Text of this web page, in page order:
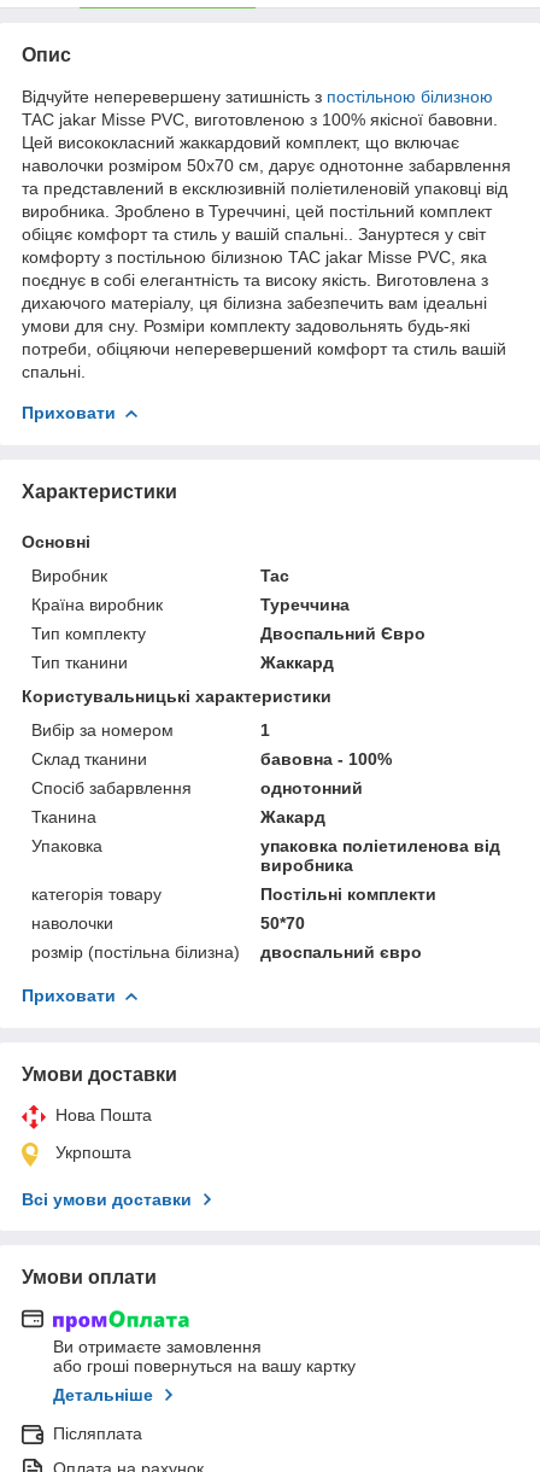
Опис
Відчуйте неперевершену затишність з постільною білизною
TAC jakar Misse PVC, виготовленою з 100% якісної бавовни.
Цей висококласний жаккардовий комплект, що включає
наволочки розміром 50x70 см, дарує однотонне забарвлення
та представлений в ексклюзивній поліетиленовій упаковці від
виробника. Зроблено в Туреччині, цей постільний комплект
обіцяє комфорт та стиль у вашій спальні.. Зануртеся у світ
комфорту з постільною білизною TAC jakar Misse PVC, яка
поєднує в собі елегантність та високу якість. Виготовлена з
дихаючого матеріалу, ця білизна забезпечить вам ідеальні
умови для сну. Розміри комплекту задовольнять будь-які
потреби, обіцяючи неперевершений комфорт та стиль вашій
спальні.
Приховати
Характеристики
Основні
Виробник
Tac
Країна виробник
Туреччина
Тип комплекту
Двоспальний Євро
Тип тканини
Жаккард
Користувальницькі характеристики
Вибір за номером
1
Склад тканини
бавовна - 100%
Спосіб забарвлення
однотонний
Тканина
Жакард
Упаковка
упаковка поліетиленова від
виробника
категорія товару
Постільні комплекти
наволочки
50*70
розмір (постільна білизна)
двоспальний євро
Приховати
Умови доставки
Нова Пошта
Укрпошта
Всі умови доставки
Умови оплати
Ви отримаєте замовлення
або гроші повернуться на вашу картку
Детальніше
Післяплата